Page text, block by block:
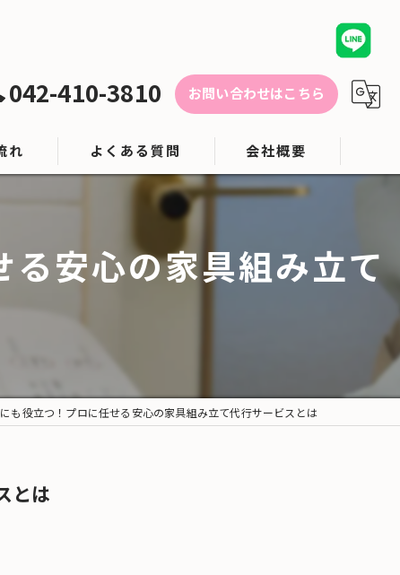
042-410-3810 お問い合わせはこちら
れ よくある質問 会社概要
ブログ
る安心の家具組み立て
も役立つ！プロに任せる安心の家具組み立て代行サービスとは
とは